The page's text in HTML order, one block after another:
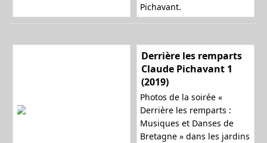
Pichavant.
Derrière les remparts
Claude Pichavant 1
(2019)
Photos de la soirée «
Derrière les remparts :
Musiques et Danses de
Bretagne » dans les jardins